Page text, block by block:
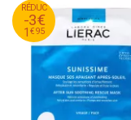
RÉDUC
-3€
1 €95
4
€
95
1
€
95